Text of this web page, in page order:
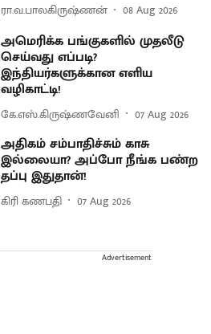
ரா.வ.பாலகிருஷ்ணன் 08 Aug 2026
அமெரிக்க பங்குகளில் முதலீடு
செய்வது எப்படி?
இந்தியர்களுக்கான எளிய
வழிகாட்டி!
கே.எஸ்.கிருஷ்ணவேனி 07 Aug 2026
அதிகம் சம்பாதிச்சும் காசு
இல்லையா? அப்போ நீங்க பண்ற
தப்பு இதுதான்!
கிரி கணபதி 07 Aug 2026
Advertisement